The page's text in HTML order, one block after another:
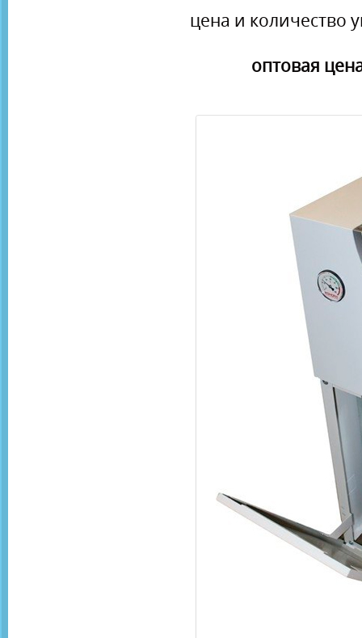
цена и количество
оптовая